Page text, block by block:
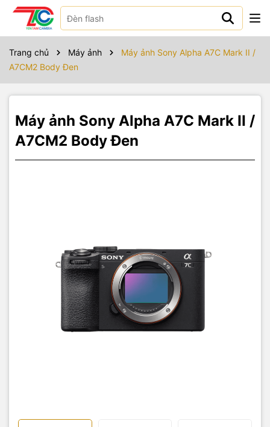
Trang chủ Máy ảnh
Máy ảnh Sony Alpha A7C Mark II /
A7CM2 Body Đen
Máy ảnh Sony Alpha A7C Mark II /
A7CM2 Body Đen
Sản phẩm bao gồm
Máy ảnh Sony Alpha A7C II (Body)
Nắp body